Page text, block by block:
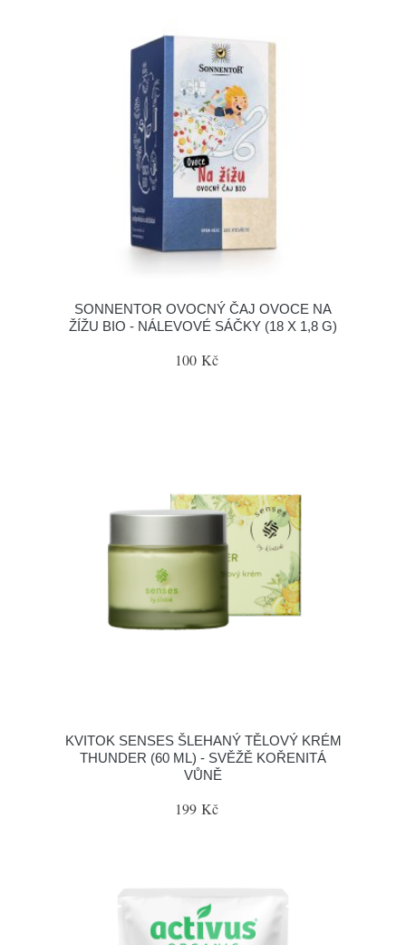
SONNENTOR OVOCNÝ ČAJ OVOCE NA
ŽÍŽU BIO - NÁLEVOVÉ SÁČKY (18 X 1,8 G)
100 Kč
KVITOK SENSES ŠLEHANÝ TĚLOVÝ KRÉM
THUNDER (60 ML) - SVĚŽĚ KOŘENITÁ
VŮNĚ
199 Kč